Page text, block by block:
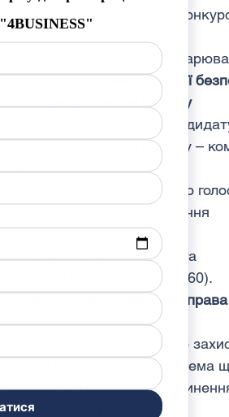
контроль за відкритими
суб’єктів
(ДПС), Бюро економічної
Службу фінмоніторингу
строком на висунення
Службу фінмоніторингу –
комісіями за вирішального
праці з метою зниження
моніторити діяльність та
(ПЗУ №12359 та №12360).
верховенство права
судочинства;
щодо надання рівного
судочинстві, зокрема
та можливості
справи по суті;